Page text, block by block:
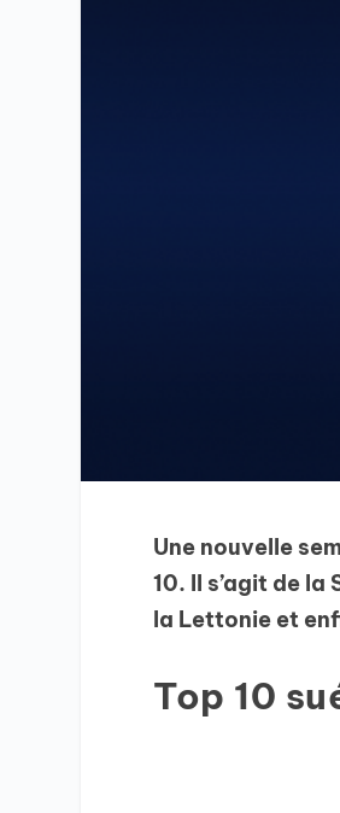
Une nouvelle
10. Il s’agit de
la Lettonie et
Top 10